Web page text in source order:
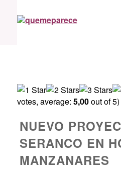
votes, average: 5,00out of 5)
NUEVO
SERANCO EN
MANZANARES